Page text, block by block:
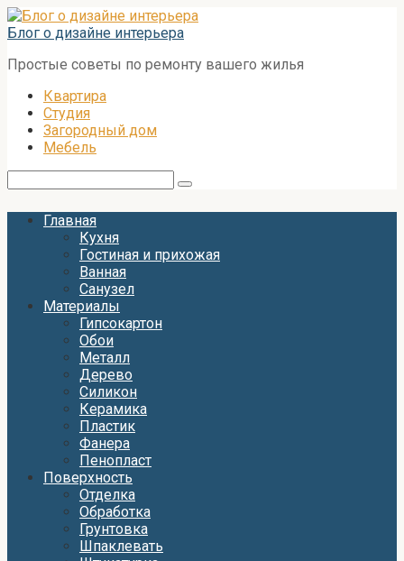
Перейти
к
Блог о дизайне интерьера
Простые советы по ремонту вашего жилья
Квартира
Студия
Загородный дом
Мебель
Главная
Кухня
Гостиная и прихожая
Ванная
Санузел
Материалы
Гипсокартон
Обои
Металл
Дерево
Силикон
Керамика
Пластик
Фанера
Пенопласт
Поверхность
Отделка
Обработка
Грунтовка
Шпаклевать